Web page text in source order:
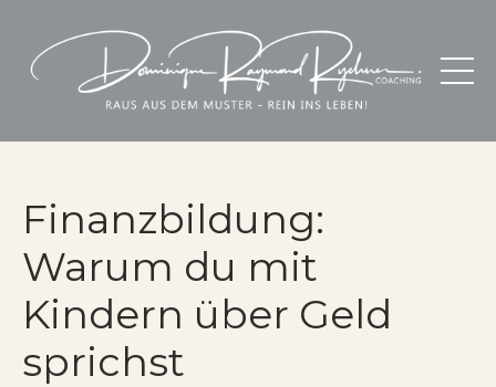
Finanzbildung:
Warum du mit
Kindern über Geld
sprichst